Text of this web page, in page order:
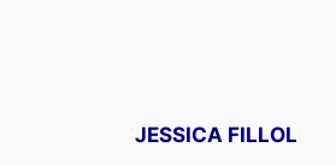
JESSICA FILLOL